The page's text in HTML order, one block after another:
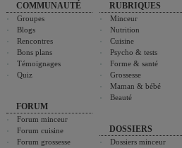
COMMUNAUTÉ
Groupes
Blogs
Rencontres
Bons plans
Témoignages
Quiz
FORUM
Forum minceur
Forum cuisine
Forum grossesse
RUBRIQUES
Minceur
Nutrition
Cuisine
Psycho & tests
Forme & santé
Grossesse
Maman & bébé
Beauté
DOSSIERS
Dossiers minceur